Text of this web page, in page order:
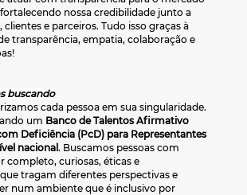
nossa credibilidade junto a
e parceiros. Tudo isso graças à
transparência, empatia, colaboração e
buscando
cada pessoa em sua singularidade.
um Banco de Talentos Afirmativo
Deficiência (PcD) para Representantes
nacional. Buscamos pessoas com
completo, curiosas, éticas e
tragam diferentes perspectivas e
num ambiente que é inclusivo por